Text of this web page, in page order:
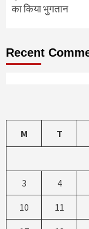
का किया भुगतान
Recent
M T
3 4
10 11